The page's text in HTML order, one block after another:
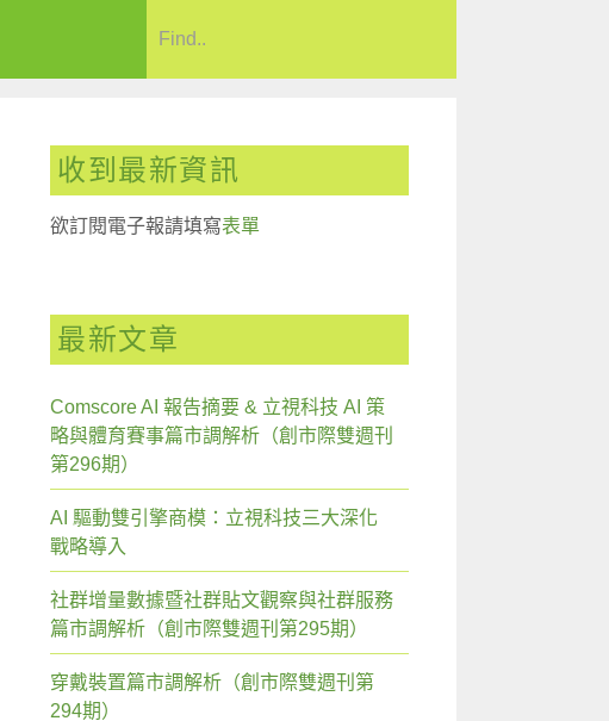
收到最新資訊
欲訂閱電子報請填寫表單
最新文章
Comscore AI 報告摘要 & 立視科技 AI 策
略與體育賽事篇市調解析（創市際雙週刊
第296期）
AI 驅動雙引擎商模：立視科技三大深化
戰略導入
社群增量數據暨社群貼文觀察與社群服務
篇市調解析（創市際雙週刊第295期）
穿戴裝置篇市調解析（創市際雙週刊第
294期）